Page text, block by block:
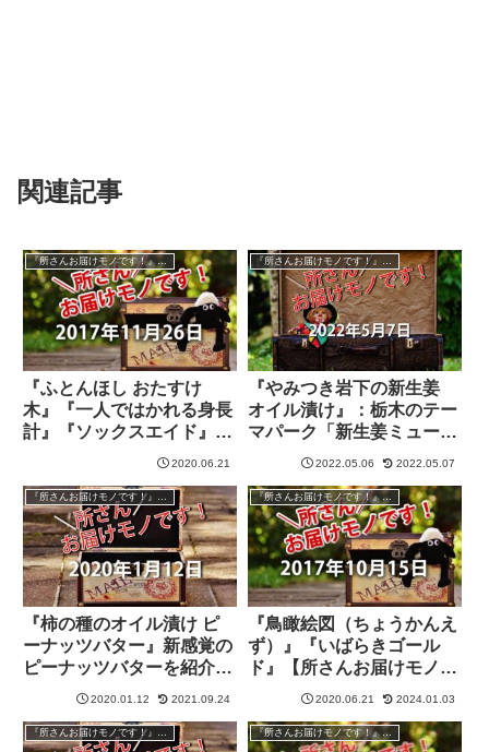
関連記事
『所さんお届けモノです！』過去の紹介品
『ふとんほし おたすけ
木』『一人ではかれる身長
計』『ソックスエイド』
【所さんお届けモノで
2020.06.21
『やみつき岩下の新生姜
オイル漬け』：栃木のテー
マパーク「新生姜ミュージ
アム」より紹介【所さんお
2022.05.06 2022.05.07
『柿の種のオイル漬け ピ
ーナッツバター』新感覚の
ピーナッツバターを紹介
【所さんお届けモノで
2020.01.12 2021.09.24
『所さんお届けモノです！』過去の紹介品
『鳥瞰絵図（ちょうかんえ
ず）』『いばらきゴール
ド』【所さんお届けモノで
2020.06.21 2024.01.03
『所さんお届けモノです！』過去の紹介品